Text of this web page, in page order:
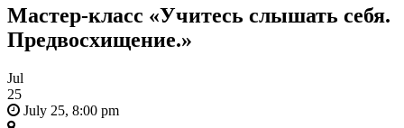
Мастер-класс «Учитесь слышать себя.
Предвосхищение.»
Jul
25
July 25, 8:00 pm